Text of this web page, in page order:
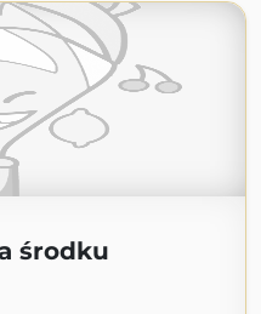
środku